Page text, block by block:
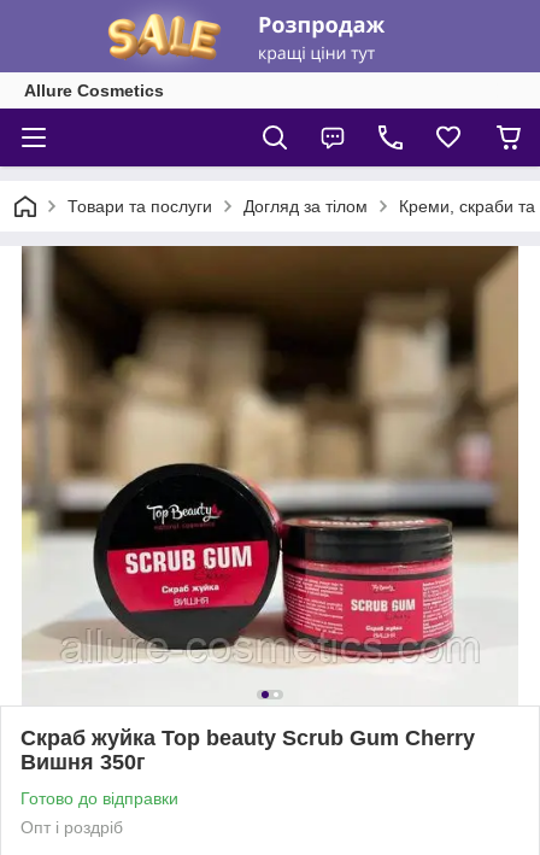
Allure Cosmetics
Товари та послуги Догляд за тілом Креми, скраби та
Скраб жуйка Top beauty Scrub Gum Cherry
Вишня 350г
Готово до відправки
Опт і роздріб